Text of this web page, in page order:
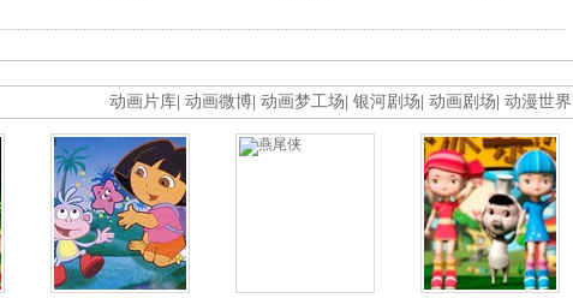
动画片库 动画微博 动画梦工场 银河剧场 动画剧场 动漫世界